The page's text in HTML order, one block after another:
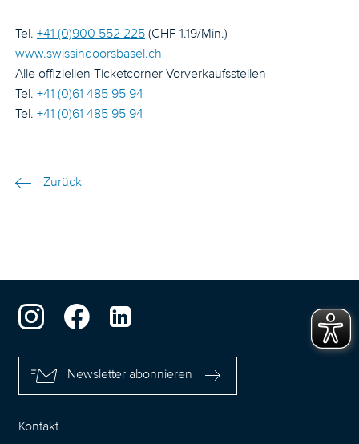
Tel. +41 (0)900 552 225 (CHF 1.19/Min.)
www.swissindoorsbasel.ch
Alle offiziellen Ticketcorner-Vorverkaufsstellen
Tel. +41 (0)61 485 95 94
Tel. +41 (0)61 485 95 94
Zurück
Newsletter abonnieren
Kontakt